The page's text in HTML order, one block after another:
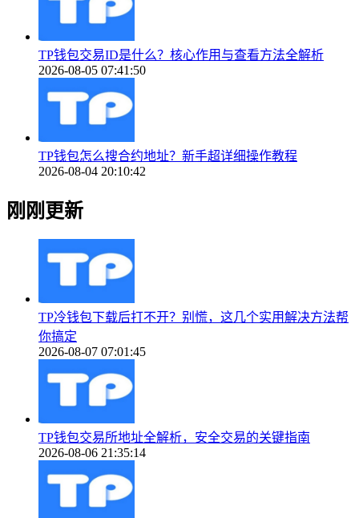
TP钱包交易ID是什么？核心作用与查看方法全解析
2026-08-05 07:41:50
TP钱包怎么搜合约地址？新手超详细操作教程
2026-08-04 20:10:42
刚刚更新
TP冷钱包下载后打不开？别慌，这几个实用解决方法帮
你搞定
2026-08-07 07:01:45
TP钱包交易所地址全解析，安全交易的关键指南
2026-08-06 21:35:14